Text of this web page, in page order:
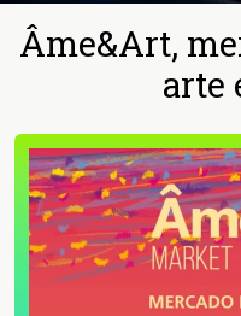
Âme&Art,
arte